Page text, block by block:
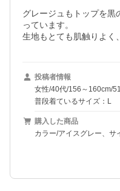
グレージュもトップを黒
っています。
投稿者情報
女性/40代/156～160cm/
普段着ているサイズ：L
購入した商品
カラー/アイスグレー、サ